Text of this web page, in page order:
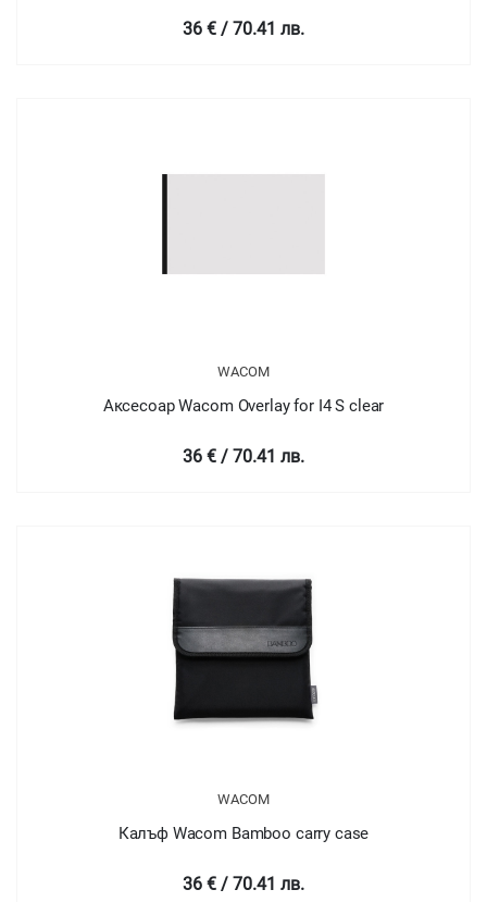
36 € / 70.41 лв.
WACOM
Аксесоар Wacom Overlay for I4 S clear
36 € / 70.41 лв.
WACOM
Калъф Wacom Bamboo carry case
36 € / 70.41 лв.